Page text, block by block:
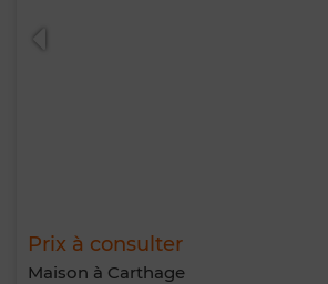
Prix à consulter
Maison à Carthage